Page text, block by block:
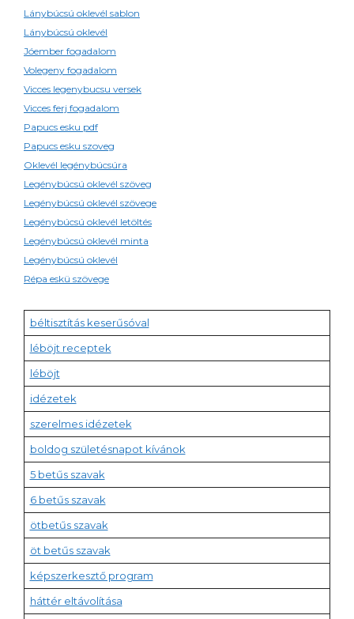
Lánybúcsú oklevél sablon
Lánybúcsú oklevél
Jóember fogadalom
Volegeny fogadalom
Vicces legenybucsu versek
Vicces ferj fogadalom
Papucs esku pdf
Papucs esku szoveg
Oklevél legénybúcsúra
Legénybúcsú oklevél szöveg
Legénybúcsú oklevél szövege
Legénybúcsú oklevél letöltés
Legénybúcsú oklevél minta
Legénybúcsú oklevél
Répa eskü szövege
béltisztítás keserűsóval
léböjt receptek
léböjt
idézetek
szerelmes idézetek
boldog születésnapot kívánok
5 betűs szavak
6 betűs szavak
ötbetűs szavak
öt betűs szavak
képszerkesztő program
háttér eltávolítása